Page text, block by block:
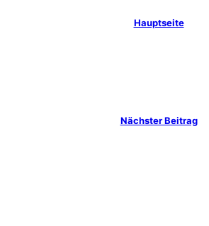
Hauptseite
Nächster Beitrag